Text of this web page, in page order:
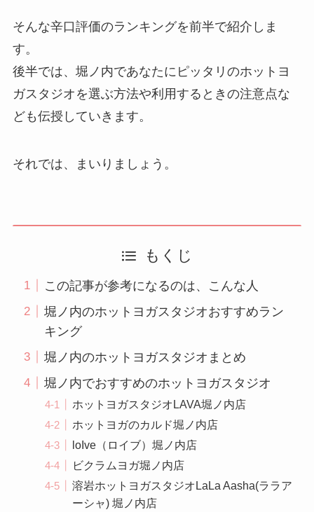
そんな辛口評価のランキングを前半で紹介しま
す。
後半では、堀ノ内であなたにピッタリのホットヨ
ガスタジオを選ぶ方法や利用するときの注意点な
ども伝授していきます。
それでは、まいりましょう。
もくじ
この記事が参考になるのは、こんな人
堀ノ内のホットヨガスタジオおすすめラン
キング
堀ノ内のホットヨガスタジオまとめ
堀ノ内でおすすめのホットヨガスタジオ
ホットヨガスタジオLAVA堀ノ内店
ホットヨガのカルド堀ノ内店
loIve（ロイブ）堀ノ内店
ビクラムヨガ堀ノ内店
溶岩ホットヨガスタジオLaLa Aasha(ララア
ーシャ) 堀ノ内店